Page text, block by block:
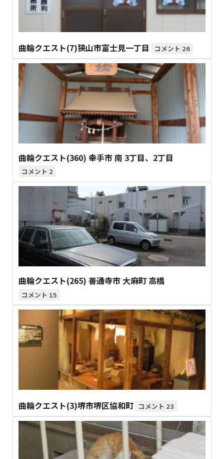
曲輪クエスト(7)狭山市富士見一丁目 26
曲輪クエスト(360) 幸手市 南 3丁目、2丁目
2
曲輪クエスト(265) 善通寺市 大麻町 高橋
15
曲輪クエスト(3)堺市堺区協和町 23